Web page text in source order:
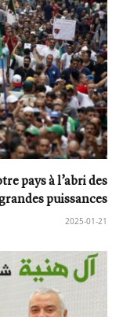
pays à l’abri des
puissances
2025-01-21